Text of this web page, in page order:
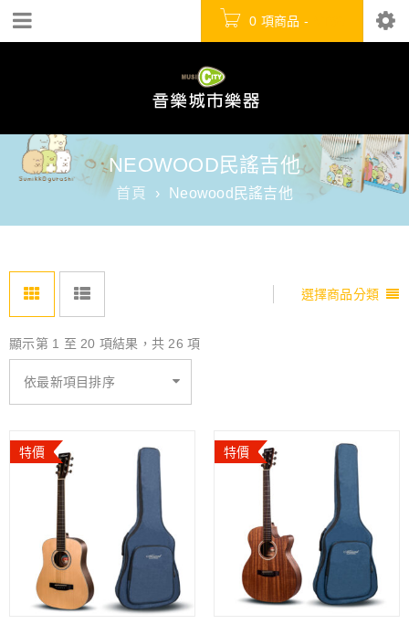
0 項商品 -
NEOWOOD民謠吉他
首頁 › Neowood民謠吉他
選擇商品分類
顯示第 1 至 20 項結果，共 26 項
依最新項目排序
特價 特價